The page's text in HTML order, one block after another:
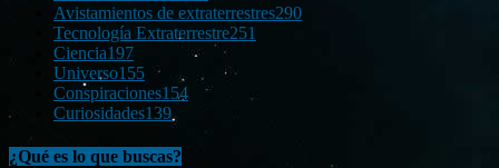
Avistamientos de extraterrestres290
Tecnología Extraterrestre251
Ciencia197
Universo155
Conspiraciones154
Curiosidades139
¿Qué es lo que buscas?